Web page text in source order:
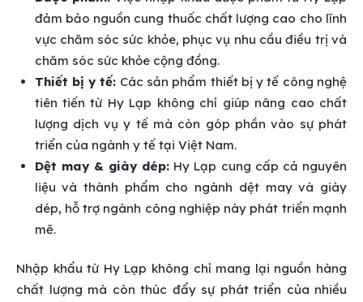
đảm bảo nguồn cung thuốc chất lượng cao cho lĩnh
vực chăm sóc sức khỏe, phục vụ nhu cầu điều trị và
chăm sóc sức khỏe cộng đồng.
Thiết bị y tế: Các sản phẩm thiết bị y tế công nghệ
tiên tiến từ Hy Lạp không chỉ giúp nâng cao chất
lượng dịch vụ y tế mà còn góp phần vào sự phát
triển của ngành y tế tại Việt Nam.
Dệt may & giày dép: Hy Lạp cung cấp cả nguyên
liệu và thành phẩm cho ngành dệt may và giày
dép, hỗ trợ ngành công nghiệp này phát triển mạnh
mẽ.
Nhập khẩu từ Hy Lạp không chỉ mang lại nguồn hàng
chất lượng mà còn thúc đẩy sự phát triển của nhiều